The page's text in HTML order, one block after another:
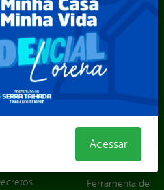
Serviços Públicos – SEMUSP
e Transportes de Serra
e Controle
sic
Outros
Serviços
Ferramenta de
Acessar